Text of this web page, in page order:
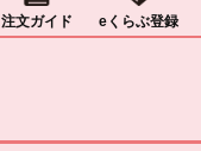
注文ガイド eくらぶ登録